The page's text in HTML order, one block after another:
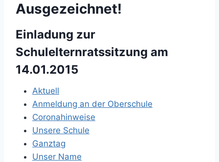
Ausgezeichnet!
Einladung zur
Schulelternratssitzung am
14.01.2015
Aktuell
Anmeldung an der Oberschule
Coronahinweise
Unsere Schule
Ganztag
Unser Name